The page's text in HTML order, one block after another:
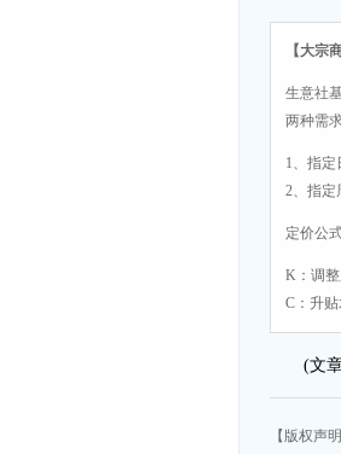
【大宗
生意社
两种需
1、指定
2、指定
定价公
K：调整
C：升
(文章
【版权声